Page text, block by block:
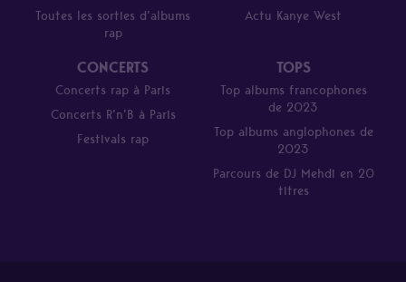
Toutes les sorties d’albums
rap
Actu Kanye West
CONCERTS
Concerts rap à Paris
Concerts R’n’B à Paris
Festivals rap
TOPS
Top albums francophones
de 2023
Top albums anglophones de
2023
Parcours de DJ Mehdi en 20
titres